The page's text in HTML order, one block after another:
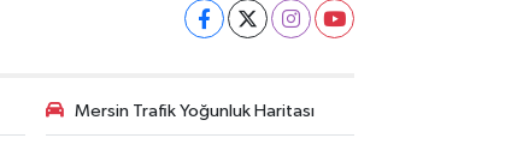
Mersin Trafik Yoğunluk Haritası